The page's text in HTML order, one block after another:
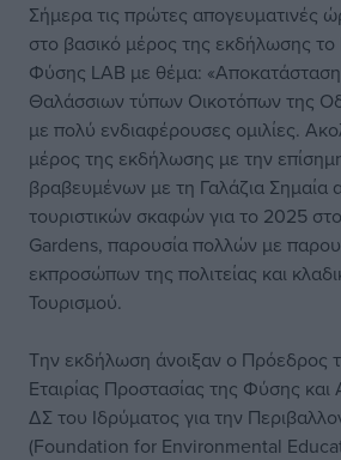
Σήμερα τις πρώτες απογευματινές
στο βασικό μέρος της εκδήλωσης το
Φύσης LAB με θέμα:
Θαλάσσιων τύπων Οικοτόπων της
με πολύ ενδιαφέρουσες ομιλίες.
μέρος της εκδήλωσης με την
βραβευμένων με τη Γαλάζια Σημαία
τουριστικών σκαφών για το 2025
Gardens, παρουσία πολλών με
εκπροσώπων της πολιτείας και
Τουρισμού.
Την εκδήλωση άνοιξαν ο Πρόεδρος
Εταιρίας Προστασίας της Φύσης και
ΔΣ του Ιδρύματος για την
(Foundation for Environmental